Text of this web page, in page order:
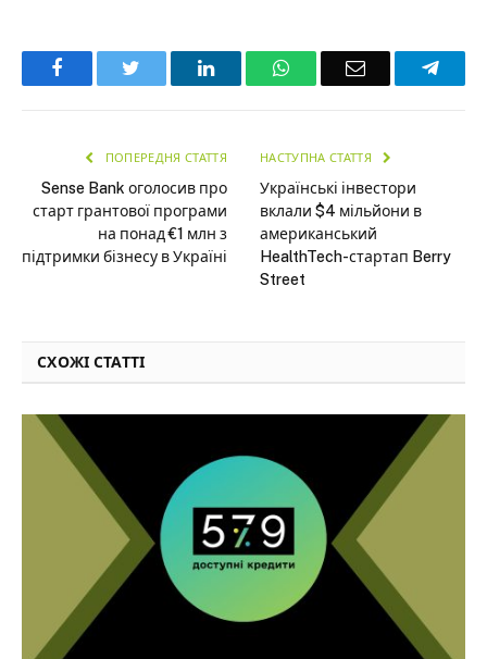
Facebook LinkedInWhatsAppEmail
ПОПЕРЕДНЯ СТАТТЯ
Sense Bank оголосив про
старт грантової програми
на понад €1 млн з
підтримки бізнесу в Україні
НАСТУПНА СТАТТЯ
Українські інвестори
вклали $4 мільйони в
американський
HealthTech-стартап Berry
Street
СХОЖІ СТАТТІ